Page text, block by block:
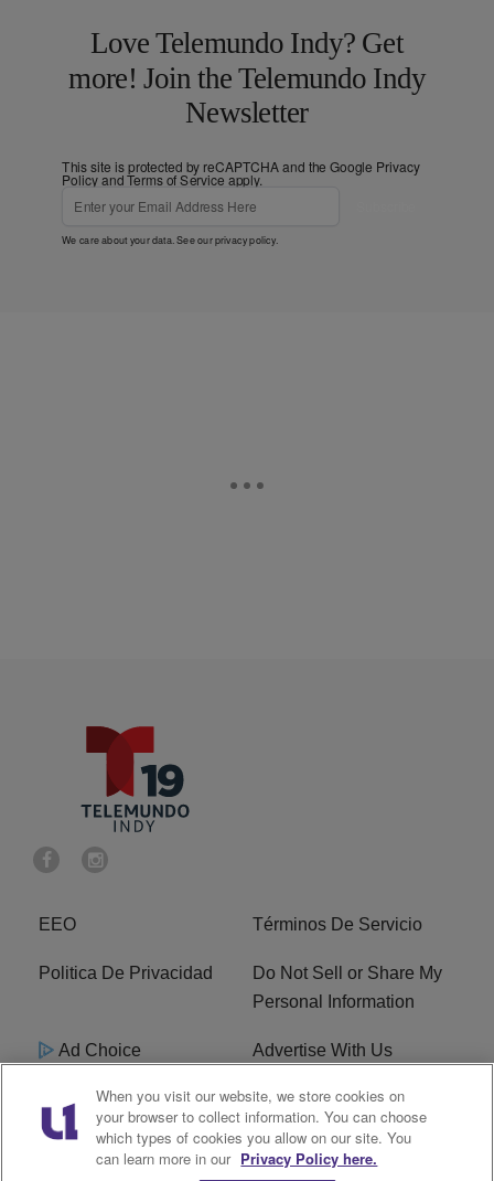
Love Telemundo Indy? Get
more! Join the Telemundo Indy
Newsletter
This site is protected by reCAPTCHA and the Google Privacy
PolicyandTerms of Service apply.
We care about your data. See ourprivacy policy.
EEO Términos De Servicio
Politica De Privacidad
Do Not Sell or Share My
Personal Information
Ad Choice Advertise With Us
Terms of Service R1 Digital
Closed Captioning
When you visit our website, we store cookies on
your browser to collect information. You can choose
which types of cookies you allow on our site. You
can learn more in our Privacy Policy here.